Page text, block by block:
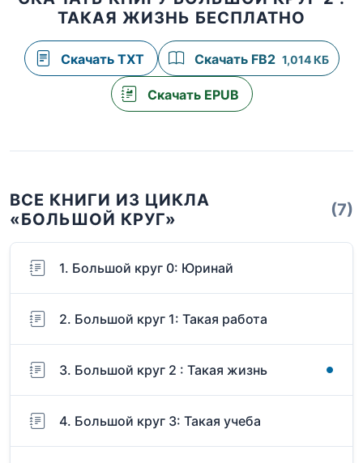
ТАКАЯ ЖИЗНЬ БЕСПЛАТНО
Скачать TXT Скачать FB2 1,014 КБ
Скачать EPUB
ВСЕ КНИГИ ИЗ ЦИКЛА
«БОЛЬШОЙ КРУГ»
(7)
1. Большой круг 0: Юринай
2. Большой круг 1: Такая работа
3. Большой круг 2 : Такая жизнь
4. Большой круг 3: Такая учеба